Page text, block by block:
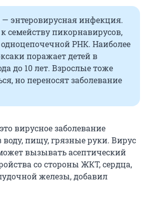
— энтеровирусная инфекция.
семейству пикорнавирусов,
РНК. Наиболее
поражает детей в
до 10 лет. Взрослые тоже
но переносят заболевание
вирусное заболевание
воду, пищу, грязные руки. Вирус
вызывать асептический
со стороны ЖКТ, сердца,
железы, добавил